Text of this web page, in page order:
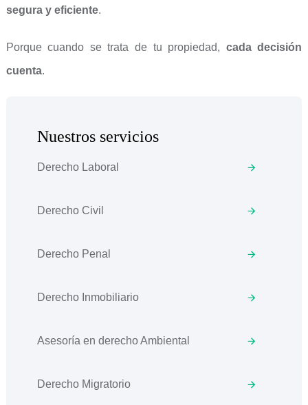
segura y eficiente.
Porque cuando se trata de tu propiedad, cada decisión
cuenta.
Nuestros servicios
Derecho Laboral
Derecho Civil
Derecho Penal
Derecho Inmobiliario
Asesoría en derecho Ambiental
Derecho Migratorio